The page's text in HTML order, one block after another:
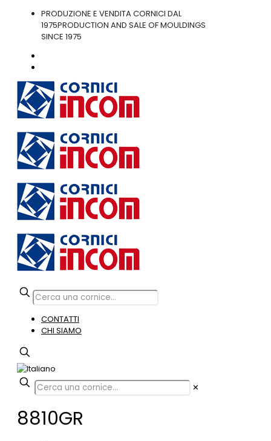
PRODUZIONE E VENDITA CORNICI DAL
1975PRODUCTION AND SALE OF MOULDINGS
SINCE 1975
CONTATTI
CHI SIAMO
✕
8810GR